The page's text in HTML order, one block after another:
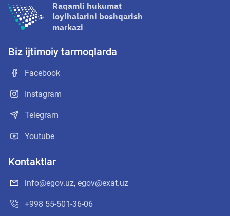
Raqamli hukumat
loyihalarini boshqarish
markazi
Biz ijtimoiy tarmoqlarda
Facebook
Instagram
Telegram
Youtube
Kontaktlar
info@egov.uz, egov@exat.uz
+998 55-501-36-06